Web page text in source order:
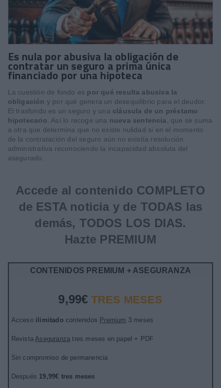
Es nula por abusiva la obligación de
contratar un seguro a prima única
financiado por una hipoteca
La cuestión de fondo es por qué resulta abusiva la
obligación y por qué genera un desequilibrio para el deudor.
El trasfondo es un seguro y una cláusula de un préstamo
hipotecario. Así lo recoge una nueva sentencia, que se suma
a otra que determina que no existe nulidad si en el momento
de la contratación del seguro aún no existía resolución
administrativa reconociendo la incapacidad absoluta del
asegurado.
Accede al contenido COMPLETO
de ESTA noticia y de TODAS las
demás, TODOS LOS DIAS.
Hazte PREMIUM
CONTENIDOS PREMIUM + ASEGURANZA
9,99€ TRES MESES
Acceso ilimitado contenidos Premium 3 meses
RevistaAseguranza tres meses en papel + PDF
Sin compromiso de permanencia
Después 19,99€ tres meses